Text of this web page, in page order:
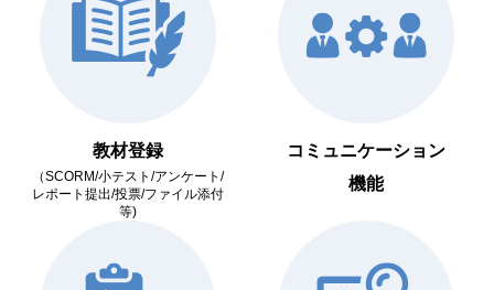
教材登録
（SCORM/小テスト/アンケート/
レポート提出/投票/ファイル添付
等)
コミュニケーション
機能